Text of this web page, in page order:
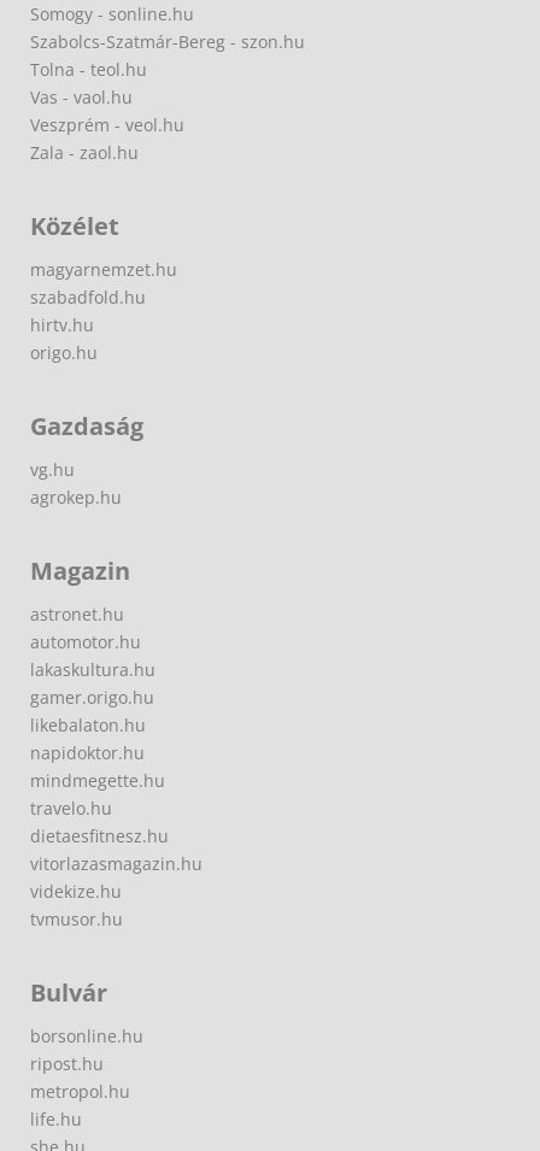
Somogy - sonline.hu
Szabolcs-Szatmár-Bereg - szon.hu
Tolna - teol.hu
Vas - vaol.hu
Veszprém - veol.hu
Zala - zaol.hu
Közélet
magyarnemzet.hu
szabadfold.hu
hirtv.hu
origo.hu
Gazdaság
vg.hu
agrokep.hu
Magazin
astronet.hu
automotor.hu
lakaskultura.hu
gamer.origo.hu
likebalaton.hu
napidoktor.hu
mindmegette.hu
travelo.hu
dietaesfitnesz.hu
vitorlazasmagazin.hu
videkize.hu
tvmusor.hu
Bulvár
borsonline.hu
ripost.hu
metropol.hu
life.hu
she.hu